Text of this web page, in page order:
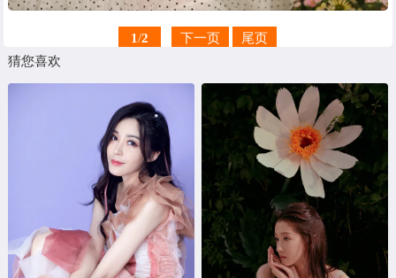
1/2 下一页
尾页
猜您喜欢